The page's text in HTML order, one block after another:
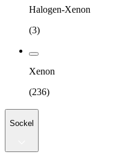
Halogen-Xenon
(3)
Xenon
(236)
Sockel